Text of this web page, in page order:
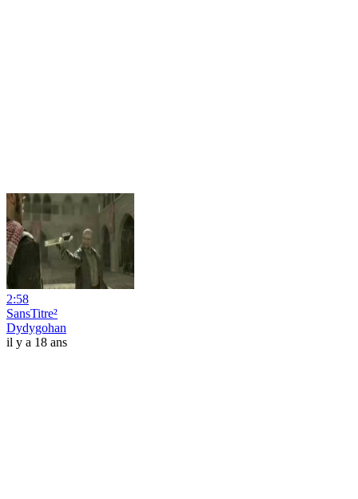
2:58
SansTitre²
Dydygohan
il y a 18 ans